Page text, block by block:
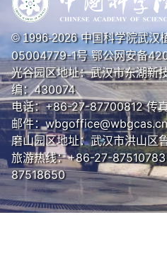
© 1996-2026中国科学院武汉
05004779-1号鄂公网安备
光谷园区地址：武汉市东湖新
编：430074
电话：+86-27-87700812 传
邮件：wbgoffice@wbgcas.cn
磨山园区地址：武汉市洪山区
旅游热线：+86-27-
87518650